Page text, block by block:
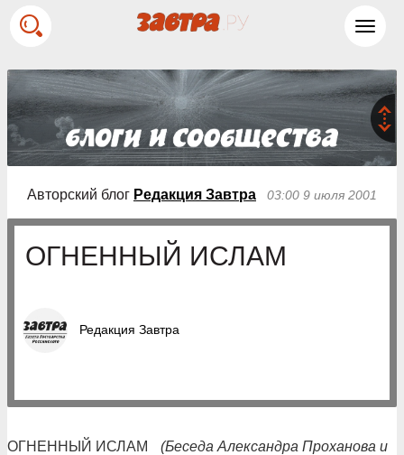
Авторский блог Редакция Завтра 03:00 9 июля 2001
ОГНЕННЫЙ ИСЛАМ
Редакция Завтра
ОГНЕННЫЙ ИСЛАМ
(Беседа Александра Проханова и